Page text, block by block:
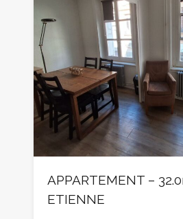
APPARTEMENT –
ETIENNE